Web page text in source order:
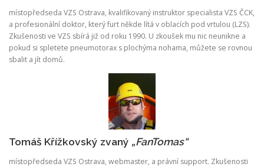
místopředseda VZS Ostrava, kvalifikovaný instruktor specialista VZS ČCK,
a profesionální doktor, který furt někde lítá v oblacích pod vrtulou (LZS).
Zkušenosti ve VZS sbírá již od roku 1990. U zkoušek mu nic neunikne a
pokud si spletete pneumotorax s plochýma nohama, můžete se rovnou
sbalit a jít domů.
Tomáš Křížkovský zvaný „FanTomas“
místopředseda VZS Ostrava, webmaster, a právní support. Zkušenosti